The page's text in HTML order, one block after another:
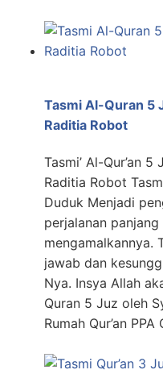
Tasmi Al-Quran 5
Raditia Robot
Tasmi’ Al-Qur’an
Raditia Robot
Duduk Menjadi
perjalanan
mengamalkannya.
jawab dan
Nya. Insya Allah
Quran 5 Juz oleh
Rumah Qur’an